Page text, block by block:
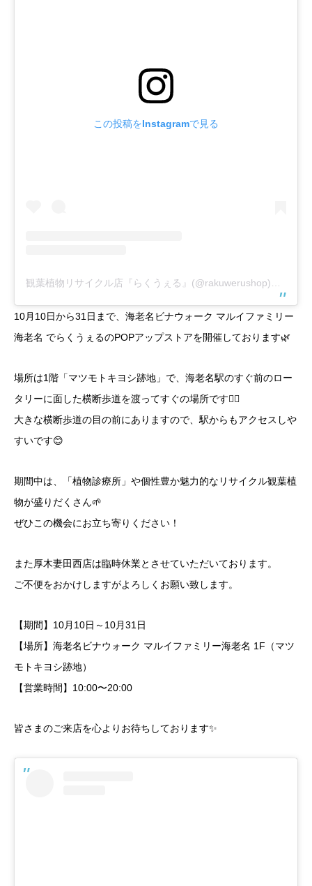
この投稿をInstagramで見る
10月10日から31日まで、海老名ビナウォーク マルイファミリー
海老名 でらくうぇるのPOPアップストアを開催しております🌿
場所は1階「マツモトキヨシ跡地」で、海老名駅のすぐ前のロー
タリーに面した横断歩道を渡ってすぐの場所です🚶‍♀️
大きな横断歩道の目の前にありますので、駅からもアクセスしや
すいです😊
期間中は、「植物診療所」や個性豊か魅力的なリサイクル観葉植
物が盛りだくさん🌱
ぜひこの機会にお立ち寄りください！
また厚木妻田西店は臨時休業とさせていただいております。
ご不便をおかけしますがよろしくお願い致します。
【期間】10月10日～10月31日
【場所】海老名ビナウォーク マルイファミリー海老名 1F（マツ
モトキヨシ跡地）
【営業時間】10:00〜20:00
皆さまのご来店を心よりお待ちしております✨